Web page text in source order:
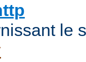
le